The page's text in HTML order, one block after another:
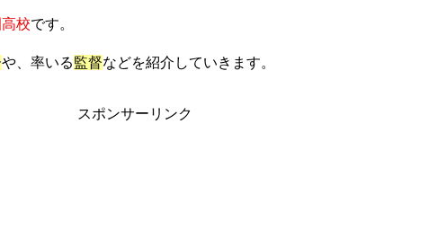
校です。
や、率いる監督などを紹介していきます。
スポンサーリンク